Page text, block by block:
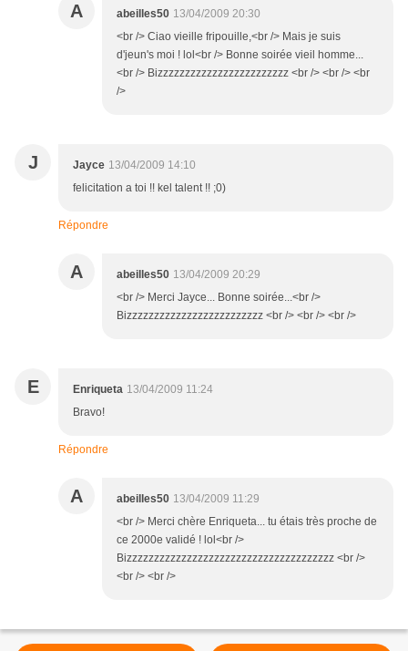
A abeilles50 13/04/2009 20:30
<br /> Ciao vieille fripouille,<br /> Mais je suis
d'jeun's moi ! lol<br /> Bonne soirée vieil homme...
<br /> Bizzzzzzzzzzzzzzzzzzzzzzzz <br /> <br /> <br
/>
J Jayce 13/04/2009 14:10
felicitation a toi !! kel talent !! ;0)
Répondre
A abeilles50 13/04/2009 20:29
<br /> Merci Jayce... Bonne soirée...<br />
Bizzzzzzzzzzzzzzzzzzzzzzzzz <br /> <br /> <br />
E Enriqueta 13/04/2009 11:24
Bravo!
Répondre
A abeilles50 13/04/2009 11:29
<br /> Merci chère Enriqueta... tu étais très proche de
ce 2000e validé ! lol<br />
Bizzzzzzzzzzzzzzzzzzzzzzzzzzzzzzzzzzzzzz <br />
<br /> <br />